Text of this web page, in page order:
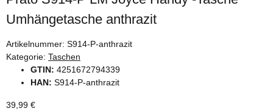
Umhängetasche anthrazit
Artikelnummer: S914-P-anthrazit
Kategorie: Taschen
GTIN: 4251672794339
HAN: S914-P-anthrazit
39,99 €